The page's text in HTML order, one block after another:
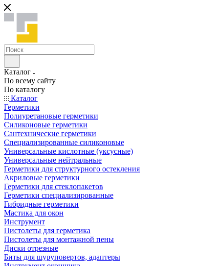
Каталог
По всему сайту
По каталогу
Каталог
Герметики
Полиуретановые герметики
Силиконовые герметики
Сантехнические герметики
Специализированные силиконовые
Универсальные кислотные (уксусные)
Универсальные нейтральные
Герметики для структурного остекления
Акриловые герметики
Герметики для стеклопакетов
Герметики специализированные
Гибридные герметики
Мастика для окон
Инструмент
Пистолеты для герметика
Пистолеты для монтажной пены
Диски отрезные
Биты для шуруповертов, адаптеры